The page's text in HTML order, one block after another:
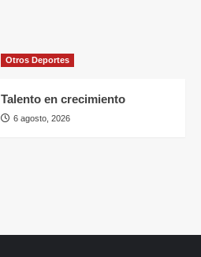
Otros Deportes
Talento en crecimiento
6 agosto, 2026